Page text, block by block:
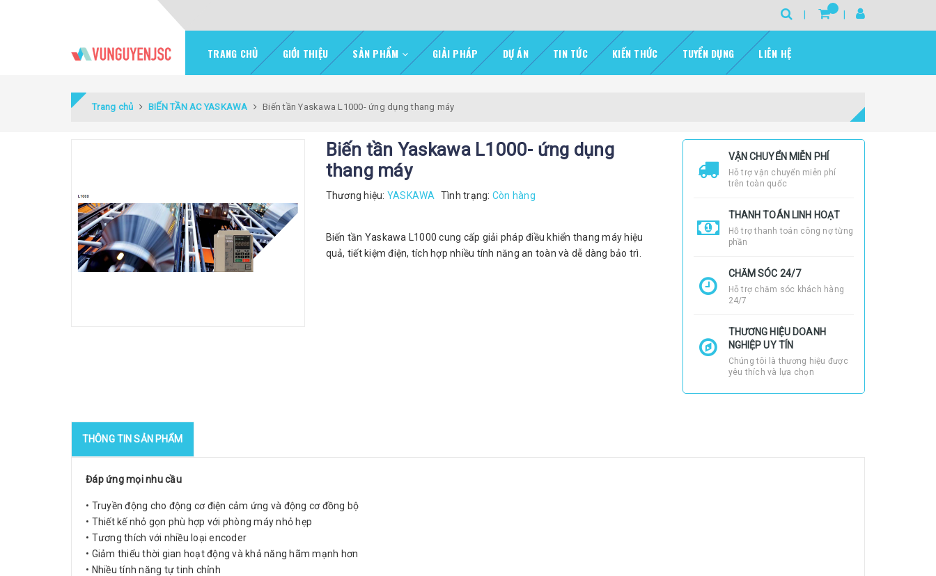
TRANG CHỦ GIỚI THIỆU SẢN PHẨM GIẢI PHÁP DỰ ÁN TIN TỨC KIẾN THỨC TUYỂN DỤNG LIÊN HỆ
Trang chủ BIẾN TẦN AC YASKAWA Biến tần Yaskawa L1000- ứng dụng thang máy
Biến tần Yaskawa L1000- ứng dụng
thang máy
Thương hiệu: YASKAWA Tình trạng: Còn hàng
Biến tần Yaskawa L1000 cung cấp giải pháp điều khiển thang máy hiệu
quả, tiết kiệm điện, tích hợp nhiều tính năng an toàn và dễ dàng bảo trì.
VẬN CHUYỂN MIỄN PHÍ
Hỗ trợ vận chuyển miễn phí
trên toàn quốc
THANH TOÁN LINH HOẠT
Hỗ trợ thanh toán công nợ từng
phần
CHĂM SÓC 24/7
Hỗ trợ chăm sóc khách hàng
24/7
THƯƠNG HIỆU DOANH
NGHIỆP UY TÍN
Chúng tôi là thương hiệu được
yêu thích và lựa chọn
THÔNG TIN SẢN PHẨM
Đáp ứng mọi nhu cầu
• Truyền động cho động cơ điện cảm ứng và động cơ đồng bộ
• Thiết kế nhỏ gọn phù hợp với phòng máy nhỏ hẹp
• Tương thích với nhiều loại encoder
• Giảm thiểu thời gian hoạt động và khả năng hãm mạnh hơn
• Nhiều tính năng tự tinh chỉnh